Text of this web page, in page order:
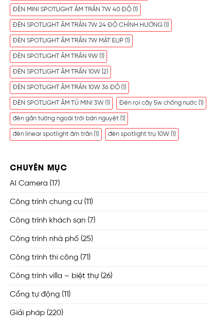
ĐÈN MINI SPOTLIGHT ÂM TRẦN 7W 40 ĐỘ (1)
ĐÈN SPOTLIGHT ÂM TRẦN 7W 24 ĐỘ CHỈNH HƯỚNG (1)
ĐÈN SPOTLIGHT ÂM TRẦN 7W MẶT ELIP (1)
ĐÈN SPOTLIGHT ÂM TRẦN 9W (1)
ĐÈN SPOTLIGHT ÂM TRẦN 10W (2)
ĐÈN SPOTLIGHT ÂM TRẦN 10W 36 ĐỘ (1)
ĐÈN SPOTLIGHT ÂM TỦ MINI 3W (1) Đèn rọi cây 5w chống nước (1)
đèn gắn tường ngoài trời bán nguyệt (1)
đèn linear spotlight âm trần (1) đèn spotlight trụ 10W (1)
CHUYÊN MỤC
AI Camera (17)
Công trình chung cư(11)
Công trình khách sạn (7)
Công trình nhà phố (25)
Công trình thi công (71)
Công trình villa – biệt thự(26)
Cổng tự động (11)
Giải pháp (220)